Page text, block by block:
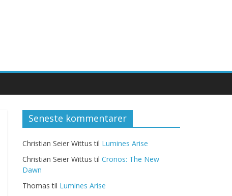
Seneste kommentarer
Christian Seier Wittus til Lumines Arise
Christian Seier Wittus til Cronos: The New
Dawn
Thomas til Lumines Arise